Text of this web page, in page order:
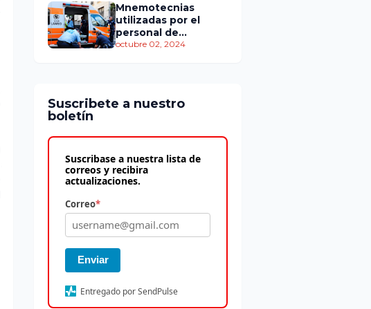
Mnemotecnias
utilizadas por el
personal de
atención
octubre 02, 2024
Suscribete a nuestro
boletín
Suscribase a nuestra lista de
correos y recibira
actualizaciones.
Correo*
Enviar
Entregado por SendPulse